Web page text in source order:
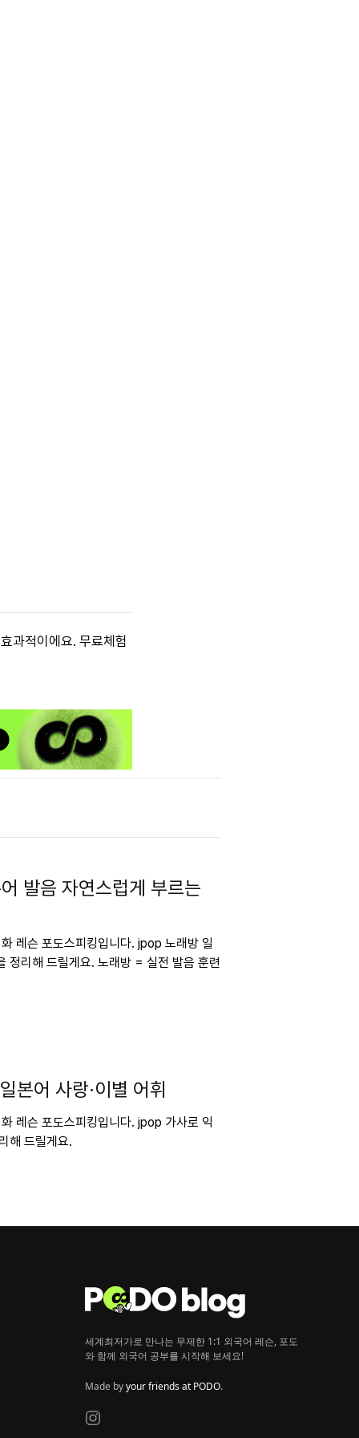
과적이에요. 무료체험
발음 자연스럽게 부르는
레슨 포도스피킹입니다. jpop 노래방 일
정리해 드릴게요. 노래방 = 실전 발음 훈련
본어 사랑·이별 어휘
레슨 포도스피킹입니다. jpop 가사로 익
해 드릴게요.
세계최저가로 만나는 무제한 1:1 외국어 레슨, 포도
와 함께 외국어 공부를 시작해 보세요!
Made byyour friends at PODO.